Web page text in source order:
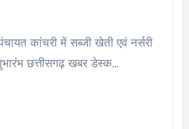
छत्तीसगढ़ खबर डेस्क…